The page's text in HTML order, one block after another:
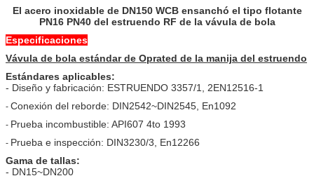
El acero inoxidable de DN150 WCB ensanchó el tipo flotante
PN16 PN40 del estruendo RF de la vávula de bola
Especificaciones
Vávula de bola estándar de Oprated de la manija del estruendo
Estándares aplicables:
- Diseño y fabricación: ESTRUENDO 3357/1, 2EN12516-1
- Conexión del reborde: DIN2542~DIN2545, En1092
- Prueba incombustible: API607 4to 1993
- Prueba e inspección: DIN3230/3, En12266
Gama de tallas:
- DN15~DN200